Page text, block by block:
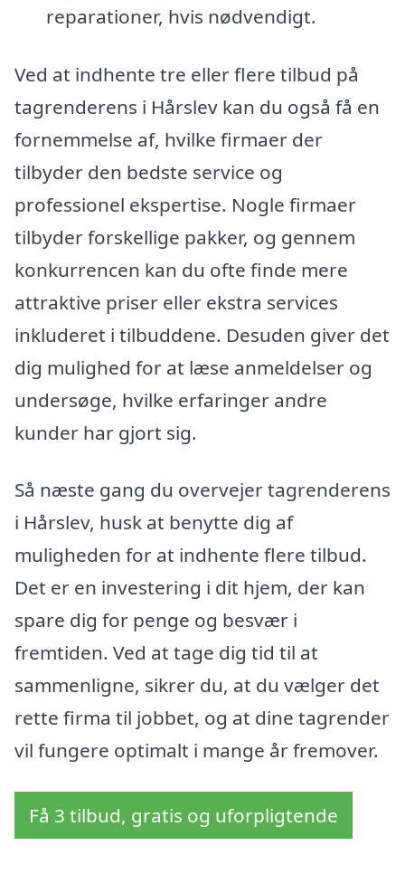
reparationer, hvis nødvendigt.
Ved at indhente tre eller flere tilbud på
tagrenderens i Hårslev kan du også få en
fornemmelse af, hvilke firmaer der
tilbyder den bedste service og
professionel ekspertise. Nogle firmaer
tilbyder forskellige pakker, og gennem
konkurrencen kan du ofte finde mere
attraktive priser eller ekstra services
inkluderet i tilbuddene. Desuden giver det
dig mulighed for at læse anmeldelser og
undersøge, hvilke erfaringer andre
kunder har gjort sig.
Så næste gang du overvejer tagrenderens
i Hårslev, husk at benytte dig af
muligheden for at indhente flere tilbud.
Det er en investering i dit hjem, der kan
spare dig for penge og besvær i
fremtiden. Ved at tage dig tid til at
sammenligne, sikrer du, at du vælger det
rette firma til jobbet, og at dine tagrender
vil fungere optimalt i mange år fremover.
Få 3 tilbud, gratis og uforpligtende